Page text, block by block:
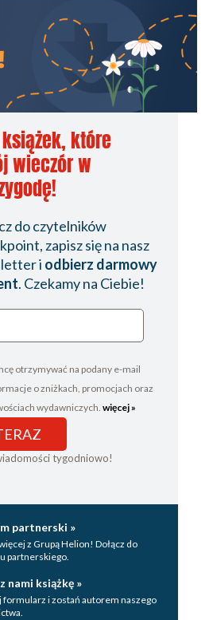
które
wieczór w
do czytelników
zapisz się na nasz
i odbierz darmowy
. Czekamy na Ciebie!
otrzymywać na podany e-mail
o zniżkach, promocjach oraz
wydawniczych. więcej »
tygodniowo!
partnerski »
z Grupą Helion! Dołącz do
partnerskiego.
nami książkę »
formularz i zostań autorem naszego